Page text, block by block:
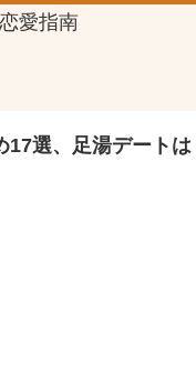
愛指南
17選、足湯デートは